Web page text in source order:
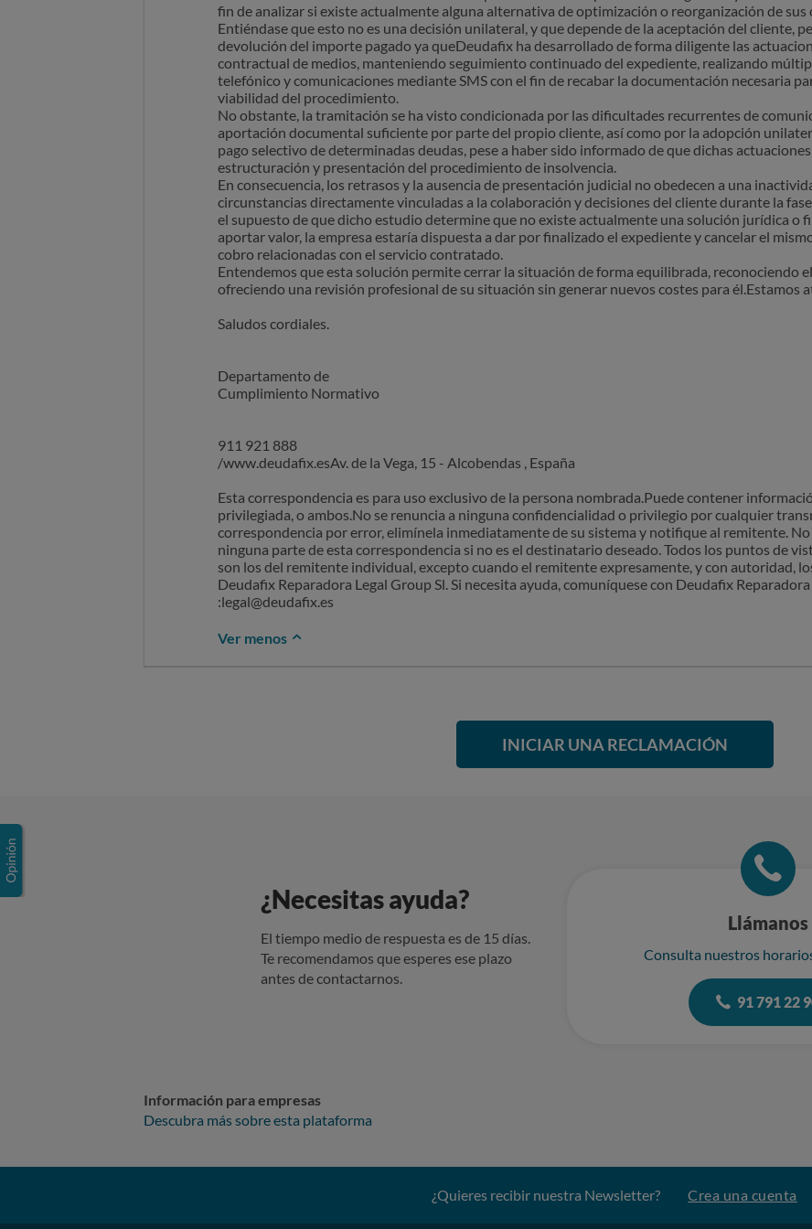
fin de analizar si existe actualmente alguna alternativa de optimización o reorganización de sus
Entiéndase que esto no es una decisión unilateral, y que depende de la aceptación del cliente,
devolución del importe pagado ya queDeudafix ha desarrollado de forma diligente las
contractual de medios, manteniendo seguimiento continuado del expediente, realizando
telefónico y comunicaciones mediante SMS con el fin de recabar la documentación necesaria
viabilidad del procedimiento.
No obstante, la tramitación se ha visto condicionada por las dificultades recurrentes de
aportación documental suficiente por parte del propio cliente, así como por la adopción
pago selectivo de determinadas deudas, pese a haber sido informado de que dichas
estructuración y presentación del procedimiento de insolvencia.
En consecuencia, los retrasos y la ausencia de presentación judicial no obedecen a una
circunstancias directamente vinculadas a la colaboración y decisiones del cliente durante la
el supuesto de que dicho estudio determine que no existe actualmente una solución jurídica o
aportar valor, la empresa estaría dispuesta a dar por finalizado el expediente y cancelar el
cobro relacionadas con el servicio contratado.
Entendemos que esta solución permite cerrar la situación de forma equilibrada, reconociendo
ofreciendo una revisión profesional de su situación sin generar nuevos costes para él.Estamos
Saludos cordiales.
Departamento de
Cumplimiento Normativo
911 921 888
/www.deudafix.esAv. de la Vega, 15 - Alcobendas , España
Esta correspondencia es para uso exclusivo de la persona nombrada.Puede contener
privilegiada, o ambos.No se renuncia a ninguna confidencialidad o privilegio por cualquier
correspondencia por error, elimínela inmediatamente de su sistema y notifique al remitente.
ninguna parte de esta correspondencia si no es el destinatario deseado. Todos los puntos de
son los del remitente individual, excepto cuando el remitente expresamente, y con autoridad,
Deudafix Reparadora Legal Group Sl. Si necesita ayuda, comuníquese con Deudafix
:legal@deudafix.es
Ver menos
INICIAR UNA RECLAMACIÓN
¿Necesitas ayuda?
El tiempo medio de respuesta es de 15 días.
Te recomendamos que esperes ese plazo
antes de contactarnos.
Llámanos
Consulta nuestros
91 791 22
Información para empresas
Descubra más sobre esta plataforma
¿Quieres recibir nuestra Newsletter? Crea una cuenta